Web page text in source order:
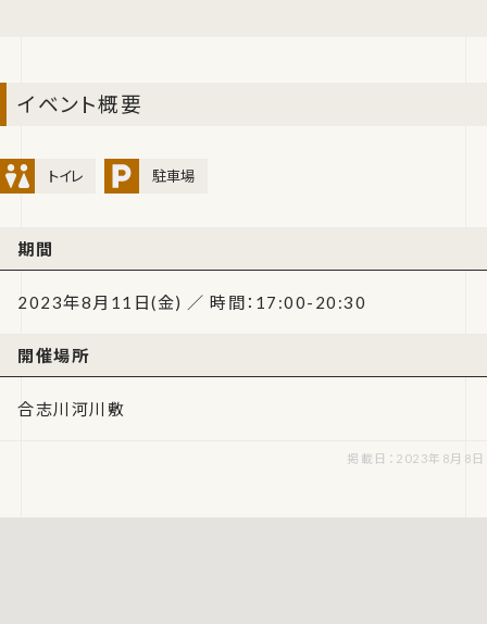
イベント概要
トイレ 駐車場
期間
2023年8月11日(金) ／ 時間：17:00-20:30
開催場所
合志川河川敷
掲載日：2023年8月8日